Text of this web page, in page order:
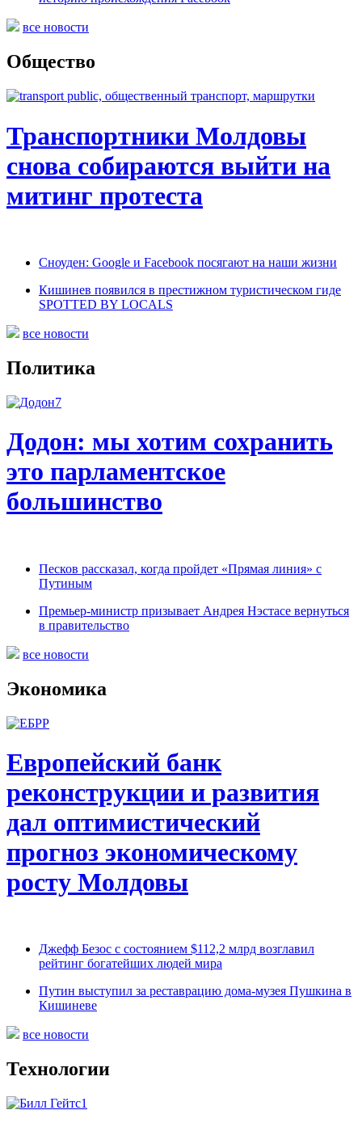
все новости
Общество
Транспортники Молдовы
снова собираются выйти на
митинг протеста
Сноуден: Google и Facebook посягают на наши жизни
Кишинев появился в престижном туристическом гиде
SPOTTED BY LOCALS
все новости
Политика
Додон: мы хотим сохранить
это парламентское
большинство
Песков рассказал, когда пройдет «Прямая линия» с
Путиным
Премьер-министр призывает Андрея Нэстасе вернуться
в правительство
все новости
Экономика
Европейский банк
реконструкции и развития
дал оптимистический
прогноз экономическому
росту Молдовы
Джефф Безос с состоянием $112,2 млрд возглавил
рейтинг богатейших людей мира
Путин выступил за реставрацию дома-музея Пушкина в
Кишиневе
все новости
Технологии